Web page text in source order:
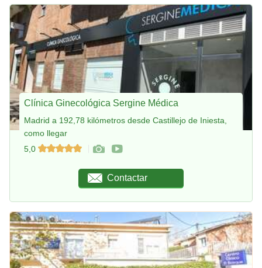
Clínica Ginecológica Sergine Médica
Madrid a 192,78 kilómetros desde Castillejo de Iniesta,
como llegar
5,0
Contactar